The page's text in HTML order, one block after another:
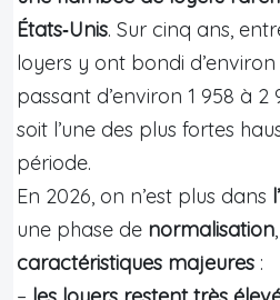
États‑Unis. Sur cinq ans,
loyers y ont bondi d’environ
passant d’environ 1 958 à
soit l’une des plus fortes
période.
En 2026, on n’est plus dans
une phase de normalisation
caractéristiques majeures :